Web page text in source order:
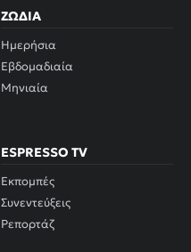
ΖΏΔΙΑ
Ημερήσια
Εβδομαδιαία
Μηνιαία
ESPRESSO TV
Εκπομπές
Συνεντεύξεις
Ρεπορτάζ